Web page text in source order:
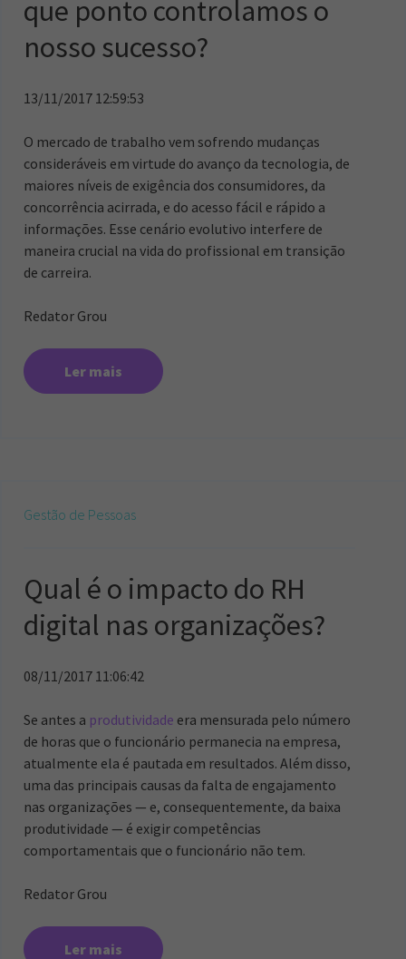
que ponto controlamos o
nosso sucesso?
13/11/2017 12:59:53
O mercado de trabalho vem sofrendo mudanças
consideráveis em virtude do avanço da tecnologia, de
maiores níveis de exigência dos consumidores, da
concorrência acirrada, e do acesso fácil e rápido a
informações. Esse cenário evolutivo interfere de
maneira crucial na vida do profissional em transição
de carreira.
Redator Grou
Ler mais
Gestão de Pessoas
Qual é o impacto do RH
digital nas organizações?
08/11/2017 11:06:42
Se antes a produtividade era mensurada pelo número
de horas que o funcionário permanecia na empresa,
atualmente ela é pautada em resultados. Além disso,
uma das principais causas da falta de engajamento
nas organizações — e, consequentemente, da baixa
produtividade — é exigir competências
comportamentais que o funcionário não tem.
Redator Grou
Ler mais